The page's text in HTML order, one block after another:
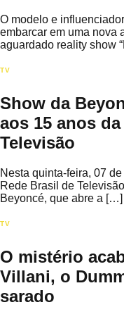
O modelo e
embarcar em uma nova
aguardado reality show
TV
Show da
aos 15 anos
Televisão
Nesta quinta-feira, 07
Rede Brasil de
Beyoncé, que abre a […]
TV
O mistério
Villani, o
sarado